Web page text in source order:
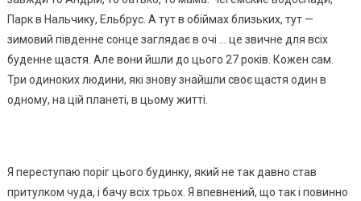
Парк в Нальчику, Ельбрус. А тут в обіймах близьких, тут —
зимовий південне сонце заглядає в очі … це звичне для всіх
буденне щастя. Але вони йшли до цього 27 років. Кожен сам.
Три одиноких людини, які знову знайшли своє щастя один в
одному, на цій планеті, в цьому житті.
Я переступаю поріг цього будинку, який не так давно став
притулком чуда, і бачу всіх трьох. Я впевнений, що так і повинно